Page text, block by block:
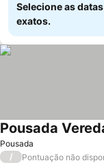
Selecione as
exatos.
Pousada
Pousada
/ Pontuação não